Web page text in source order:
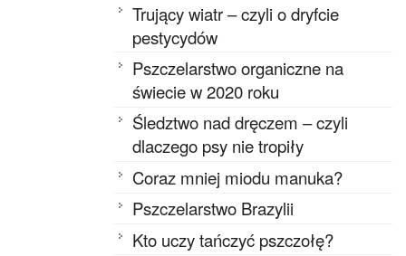
Trujący wiatr – czyli o dryfcie
pestycydów
Pszczelarstwo organiczne na
świecie w 2020 roku
Śledztwo nad dręczem – czyli
dlaczego psy nie tropiły
Coraz mniej miodu manuka?
Pszczelarstwo Brazylii
Kto uczy tańczyć pszczołę?